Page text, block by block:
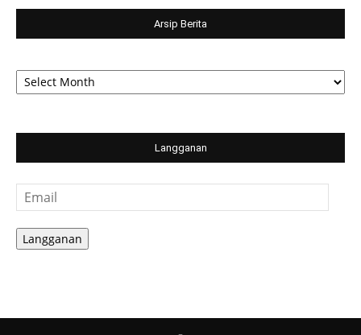
Arsip Berita
Arsip
Berita
Langganan
Email
Langganan